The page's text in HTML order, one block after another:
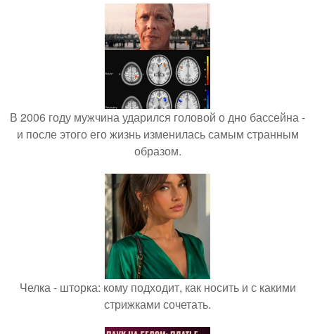
В 2006 году мужчина ударился головой о дно бассейна -
и после этого его жизнь изменилась самым странным
образом.
Челка - шторка: кому подходит, как носить и с какими
стрижками сочетать.